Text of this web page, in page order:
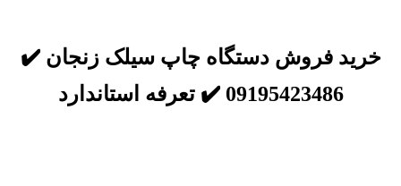
خرید فروش دستگاه چاپ سیلک زنجان ✔️
09195423486 ✔️ تعرفه استاندارد